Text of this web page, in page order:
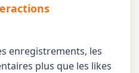
enregistrements, les
plus que les likes